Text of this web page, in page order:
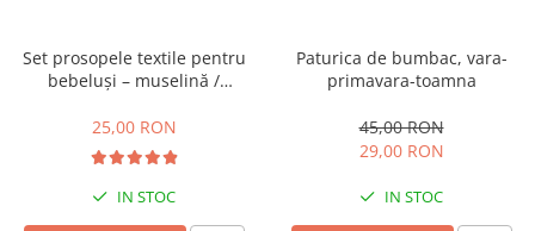
Set prosopele textile pentru
bebeluși – muselină /
25,00 RON
IN STOC
Paturica de bumbac, vara-
primavara-toamna
45,00 RON
29,00 RON
IN STOC